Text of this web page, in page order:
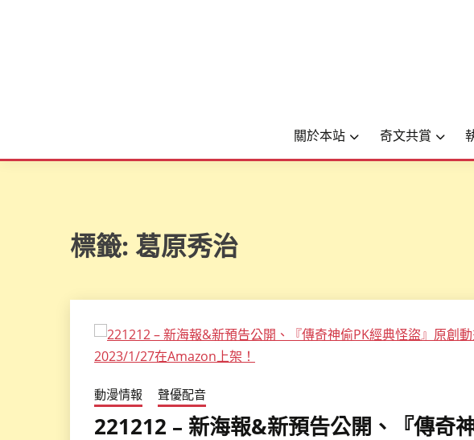
關於本站 奇文共賞
標籤: 葛原秀治
動漫情報 聲優配音
221212 – 新海報&新預告公開、『傳奇